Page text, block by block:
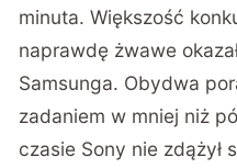
minuta. Większość
naprawdę żwawe
Samsunga. Obydwa
zadaniem w mniej niż
czasie Sony nie zdążył